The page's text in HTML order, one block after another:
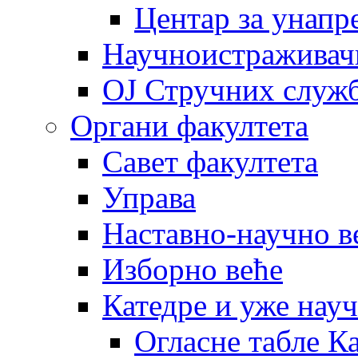
Центар за
OJ Стручних
Органи факултета
Савет факултета
Управа
Наставно-научно
Изборно веће
Катедре и уже
Огласне табле